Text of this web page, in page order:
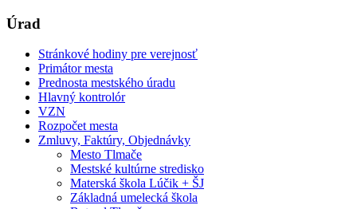
Úrad
Stránkové hodiny pre verejnosť
Primátor mesta
Prednosta mestského úradu
Hlavný kontrolór
VZN
Rozpočet mesta
Zmluvy, Faktúry, Objednávky
Mesto Tlmače
Mestské kultúrne stredisko
Materská škola Lúčik + ŠJ
Základná umelecká škola